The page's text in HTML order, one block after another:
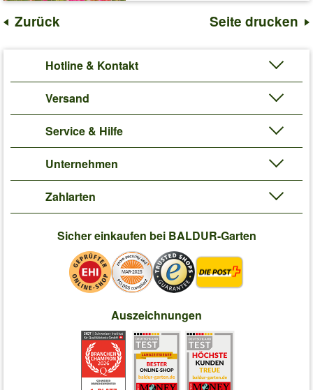
Zurück Seite drucken
Hotline & Kontakt
Versand
Service & Hilfe
Unternehmen
Zahlarten
Sicher einkaufen bei BALDUR-Garten
Auszeichnungen